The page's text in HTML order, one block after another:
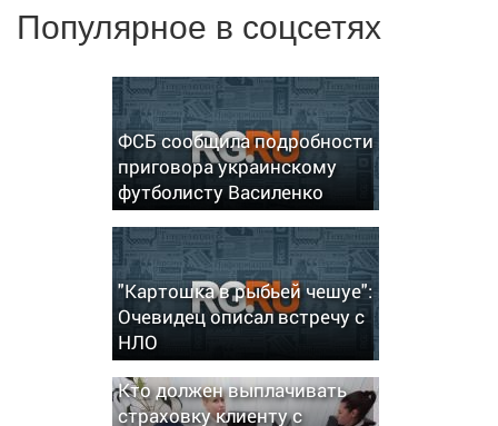
Популярное в соцсетях
ФСБ сообщила подробности
приговора украинскому
футболисту Василенко
"Картошка в рыбьей чешуе":
Очевидец описал встречу с
НЛО
Кто должен выплачивать
страховку клиенту с